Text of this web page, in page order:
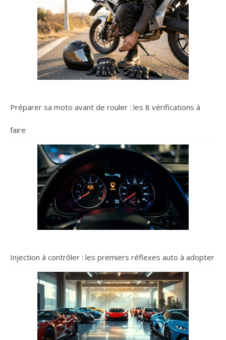
Préparer sa moto avant de rouler : les 8 vérifications à
faire
Injection à contrôler : les premiers réflexes auto à adopter